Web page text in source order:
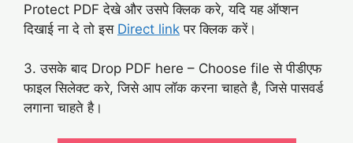
Protect PDF देखे और उसपे क्लिक करे, यदि यह ऑप्शन
दिखाई ना दे तो इस Direct link पर क्लिक करें।
3. उसके बाद Drop PDF here – Choose file से पीडीएफ
फाइल सिलेक्ट करे, जिसे आप लॉक करना चाहते है, जिसे पासवर्ड
लगाना चाहते है।